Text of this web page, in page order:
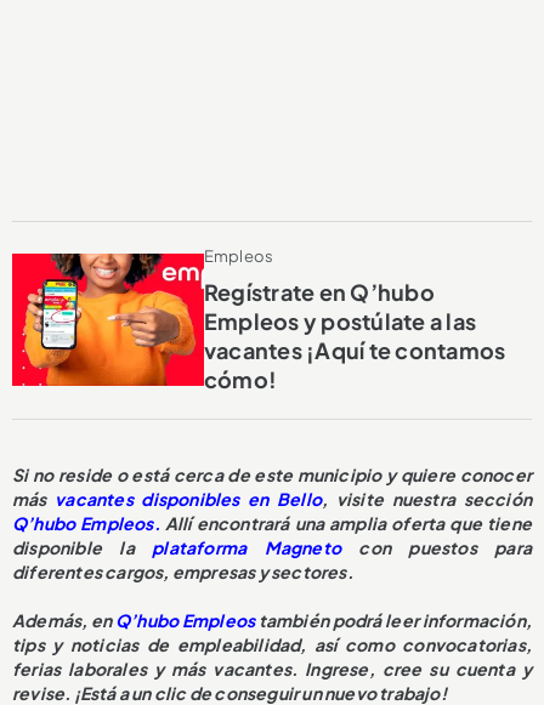
Empleos
Regístrate en Q’hubo
Empleos y postúlate a las
vacantes ¡Aquí te contamos
cómo!
Si no reside o está cerca de este municipio y quiere conocer
más vacantes disponibles en Bello, visite nuestra sección
Q’hubo Empleos. Allí encontrará una amplia oferta que tiene
disponible la plataforma Magneto con puestos para
diferentes cargos, empresas y sectores.
Además, enQ’hubo Empleos también podrá leer información,
tips y noticias de empleabilidad, así como convocatorias,
ferias laborales y más vacantes. Ingrese, cree su cuenta y
revise. ¡Está a un clic de conseguir un nuevo trabajo!